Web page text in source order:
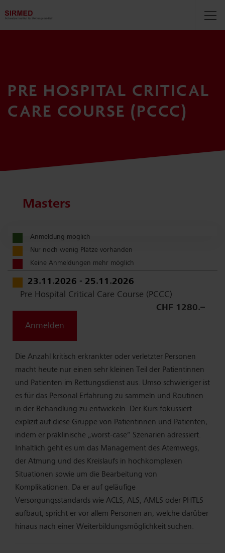
Navigationsbereich
PRE HOSPITAL CRITICAL
CARE COURSE (PCCC)
Masters
Anmeldung möglich
Nur noch wenig Plätze vorhanden
Keine Anmeldungen mehr möglich
23.11.2026 - 25.11.2026
Pre Hospital Critical Care Course (PCCC)
CHF 1280.–
Anmelden
Die Anzahl kritisch erkrankter oder verletzter Personen
macht heute nur einen sehr kleinen Teil der Patientinnen
und Patienten im Rettungsdienst aus. Umso schwieriger ist
es für das Personal Erfahrung zu sammeln und Routinen
in der Behandlung zu entwickeln. Der Kurs fokussiert
explizit auf diese Gruppe von Patientinnen und Patienten,
indem er präklinische „worst-case“ Szenarien adressiert.
Inhaltlich geht es um das Management des Atemwegs,
der Atmung und des Kreislaufs in hochkomplexen
Situationen sowie um die Bearbeitung von
Komplikationen. Da er auf geläufige
Versorgungsstandards wie ACLS, ALS, AMLS oder PHTLS
aufbaut, spricht er vor allem Personen an, welche darüber
hinaus nach einer Weiterbildungsmöglichkeit suchen.